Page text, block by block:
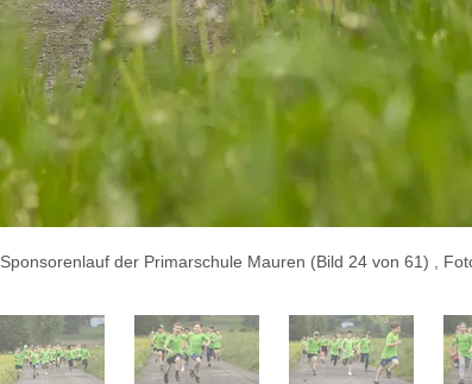
Sponsorenlauf der Primarschule Mauren (Bild 24 von 61) ,